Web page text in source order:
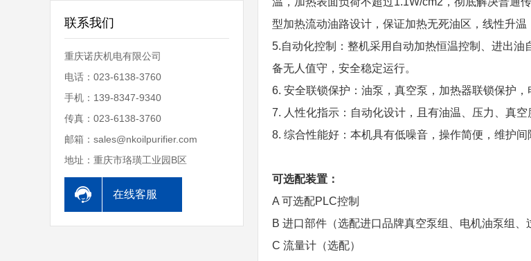
联系我们
重庆诺庆机电有限公司
电话：023-6138-3760
手机：139-8347-9340
传真：023-6138-3760
邮箱：sales@nkoilpurifier.com
地址：重庆市珞璜工业园B区
在线客服
型加热流动油路设计，保证加热无死油区，线性升温
5.自动化控制：整机采用自动加热恒温控制、进出
备无人值守，安全稳定运行。
6. 安全联锁保护：油泵，真空泵，加热器联锁保护，
7. 人性化指示：自动化设计，且有油温、压力、真空
8. 综合性能好：本机具有低噪音，操作简便，维护
可选配装置：
A 可选配PLC控制
B 进口部件（选配进口品牌真空泵组、电机油泵组、
C 流量计（选配）